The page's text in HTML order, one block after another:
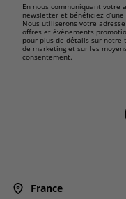
En nous communiquant votre
newsletter et bénéficiez
Nous utiliserons votre
offres et événements
pour plus de détails sur notre
de marketing et sur les
consentement.
France